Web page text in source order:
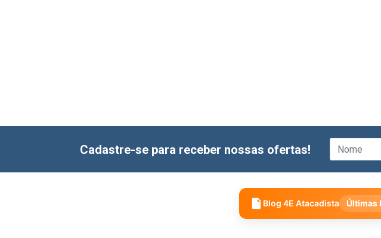
Cadastre-se para receber nossas ofertas!
Blog 4E Atacadista Últimas